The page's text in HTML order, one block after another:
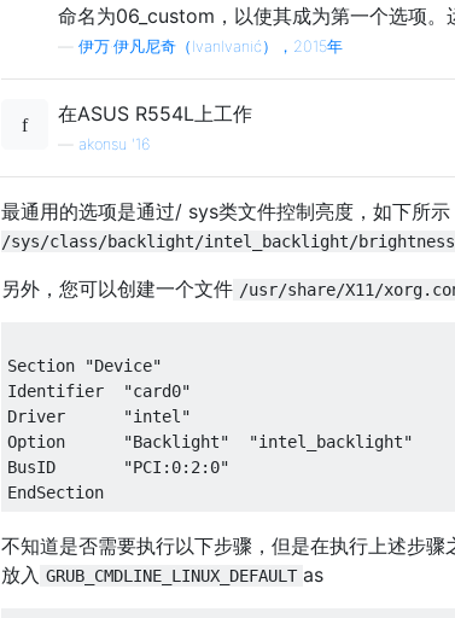
命名为06_custom，以使其成为第一个选项
伊万·伊凡尼奇（IvanIvanić），2015年
在ASUS R554L上工作
akonsu '16
最通用的选项是通过/ sys类文件控制亮度，如下所示
/sys/class/backlight/intel_backlight/brightness
另外，您可以创建一个文件 /usr/share/X11/
Section "Device"
Identifier  "card0"
Driver      "intel"
Option      "Backlight"  "intel_backlight"
BusID       "PCI:0:2:0"
不知道是否需要执行以下步骤，但是在执行上述步
放入 GRUB_CMDLINE_LINUX_DEFAULT as